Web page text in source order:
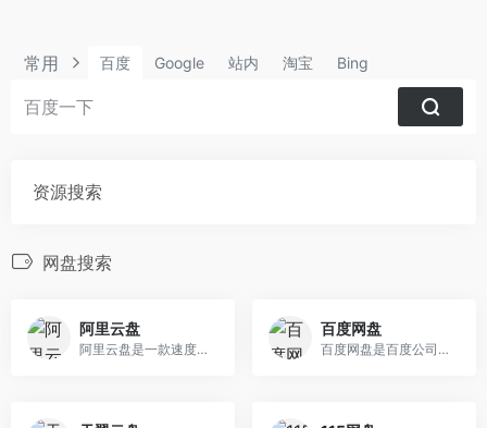
常用 百度 Google 站内 淘宝 Bing
资源搜索
网盘搜索
阿里云盘
阿里云盘是一款速度快、不打扰、够安全、易于分享的个人网盘，欢迎你来体验
百度网盘
百度网盘是百度公司推出的一款云服务产品。通过百度网盘，您可以将照片、文档、音乐、通讯录数据在各类设备中使用，在众多朋友圈里分享与交流